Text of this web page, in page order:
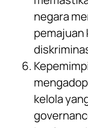
negara
pemajuan
kelola